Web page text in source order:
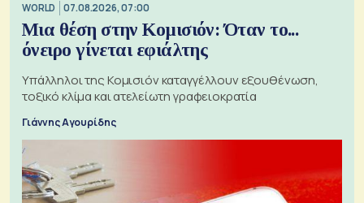
WORLD 07.08.2026, 07:00
Μια θέση στην Κομισιόν: Όταν το...
όνειρο γίνεται εφιάλτης
Υπάλληλοι της Κομισιόν καταγγέλλουν εξουθένωση,
τοξικό κλίμα και ατελείωτη γραφειοκρατία
Γιάννης Αγουρίδης